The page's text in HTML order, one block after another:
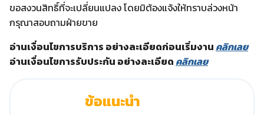
ขอสงวนสิทธิ์ที่จะเปลี่ยนแปลง โดยมิต้องแจ้งให้ทราบล่วงหน้า
กรุณาสอบถามฝ่ายขาย
อ่านเงื่อนไขการบริการ อย่างละเอียดก่อนเริ่มงานคลิกเลย
อ่านเงื่อนไขการรับประกัน อย่างละเอียดคลิกเลย
ข้อแนะนำ